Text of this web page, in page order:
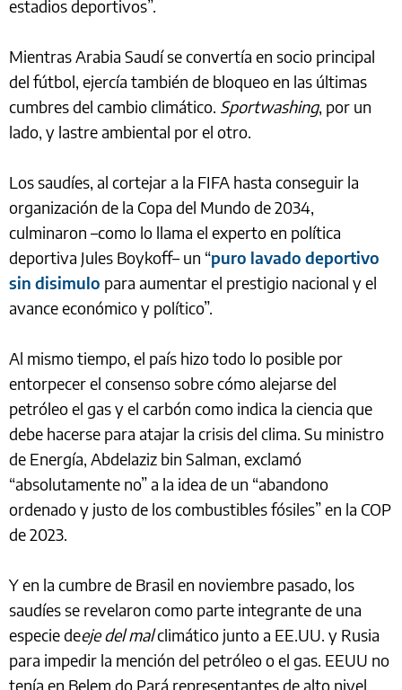
estadios deportivos”.
Mientras Arabia Saudí se convertía en socio principal
del fútbol, ejercía también de bloqueo en las últimas
cumbres del cambio climático. Sportwashing, por un
lado, y lastre ambiental por el otro.
Los saudíes, al cortejar a la FIFA hasta conseguir la
organización de la Copa del Mundo de 2034,
culminaron –como lo llama el experto en política
deportiva Jules Boykoff– un “puro lavado deportivo
sin disimulo para aumentar el prestigio nacional y el
avance económico y político”.
Al mismo tiempo, el país hizo todo lo posible por
entorpecer el consenso sobre cómo alejarse del
petróleo el gas y el carbón como indica la ciencia que
debe hacerse para atajar la crisis del clima. Su ministro
de Energía, Abdelaziz bin Salman, exclamó
“absolutamente no” a la idea de un “abandono
ordenado y justo de los combustibles fósiles” en la COP
de 2023.
Y en la cumbre de Brasil en noviembre pasado, los
saudíes se revelaron como parte integrante de una
especie deeje del malclimático junto a EE.UU. y Rusia
para impedir la mención del petróleo o el gas. EEUU no
tenía en Belem do Pará representantes de alto nivel,